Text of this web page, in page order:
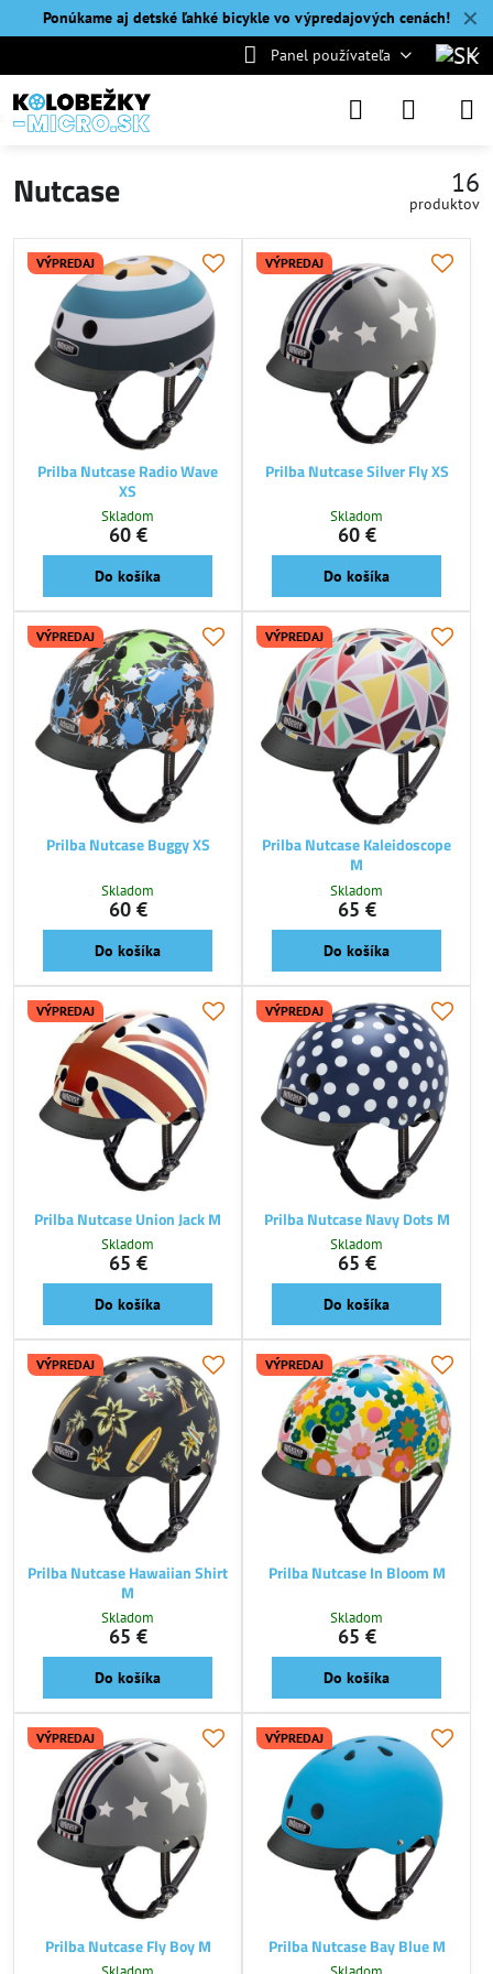
✕
Ponúkame aj detské ľahké bicykle vo výpredajových cenách!
Panel používateľa
Nutcase 16
produktov
VÝPREDAJ
Prilba Nutcase Radio Wave
XS
Skladom
60 €
Do košíka
VÝPREDAJ
Prilba Nutcase Silver Fly XS
Skladom
60 €
Do košíka
VÝPREDAJ
Prilba Nutcase Buggy XS
Skladom
60 €
Do košíka
VÝPREDAJ
Prilba Nutcase Kaleidoscope
M
Skladom
65 €
Do košíka
VÝPREDAJ
Prilba Nutcase Union Jack M
Skladom
65 €
Do košíka
VÝPREDAJ
Prilba Nutcase Navy Dots M
Skladom
65 €
Do košíka
VÝPREDAJ
Prilba Nutcase Hawaiian Shirt
M
Skladom
65 €
Do košíka
VÝPREDAJ
Prilba Nutcase In Bloom M
Skladom
65 €
Do košíka
VÝPREDAJ
Prilba Nutcase Fly Boy M
VÝPREDAJ
Prilba Nutcase Bay Blue M